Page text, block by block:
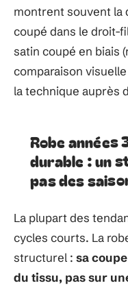
montrent souvent la
coupé dans le droit-
satin coupé en biais
comparaison
la technique auprès
Robe années
durable : un
pas des
La plupart des
cycles courts. La
structurel : sa
du tissu, pas sur